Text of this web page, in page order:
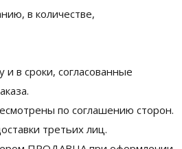
в количестве,
в сроки, согласованные
по соглашению сторон.
третьих лиц.